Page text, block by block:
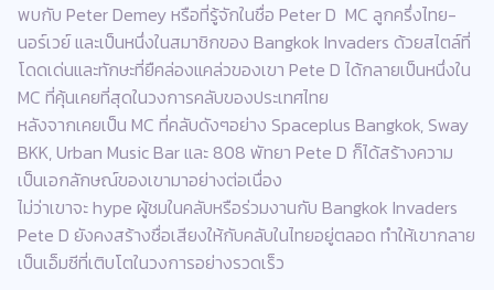
พบกับ Peter Demey หรือที่รู้จักในชื่อ Peter D MC ลูกครึ่งไทย-
นอร์เวย์ และเป็นหนึ่งในสมาชิกของ Bangkok Invaders ด้วยสไตล์ที่
โดดเด่นและทักษะที่ยืคล่องแคล่วของเขา Pete D ได้กลายเป็นหนึ่งใน
MC ที่คุ้นเคยที่สุดในวงการคลับของประเทศไทย
หลังจากเคยเป็น MC ที่คลับดังๆอย่าง Spaceplus Bangkok, Sway
BKK, Urban Music Bar และ 808 พัทยา Pete D ก็ได้สร้างความ
เป็นเอกลักษณ์ของเขามาอย่างต่อเนื่อง
ไม่ว่าเขาจะ hype ผู้ชมในคลับหรือร่วมงานกับ Bangkok Invaders
Pete D ยังคงสร้างชื่อเสียงให้กับคลับในไทยอยู่ตลอด ทำให้เขากลาย
เป็นเอ็มซีที่เติบโตในวงการอย่างรวดเร็ว